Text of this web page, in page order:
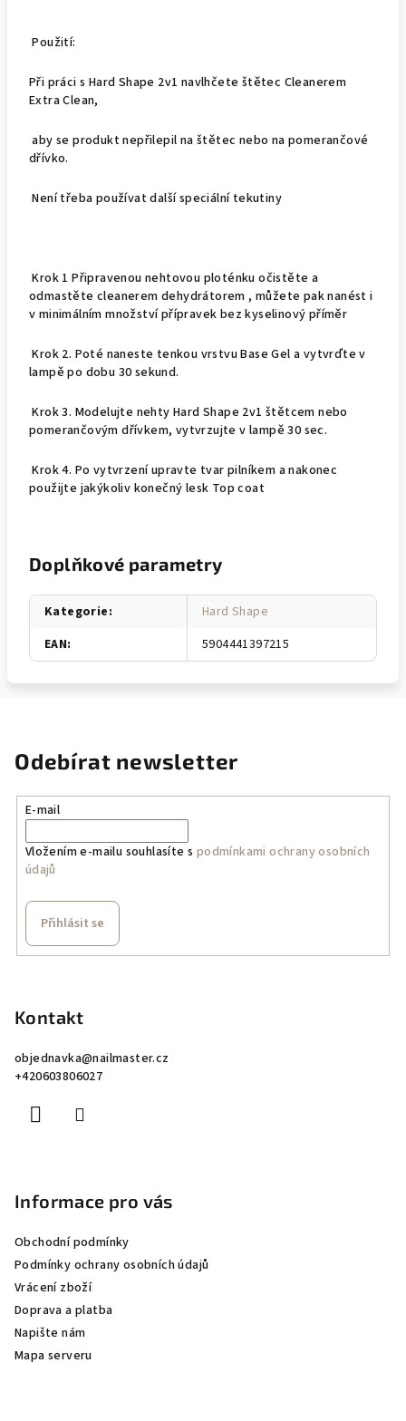
Použití:
Při práci s Hard Shape 2v1 navlhčete štětec Cleanerem
Extra Clean,
aby se produkt nepřilepil na štětec nebo na pomerančové
dřívko.
Není třeba používat další speciální tekutiny
Krok 1 Připravenou nehtovou ploténku očistěte a
odmastěte cleanerem dehydrátorem , můžete pak nanést i
v minimálním množství přípravek bez kyselinový příměr
Krok 2. Poté naneste tenkou vrstvu Base Gel a vytvrďte v
lampě po dobu 30 sekund.
Krok 3. Modelujte nehty Hard Shape 2v1 štětcem nebo
pomerančovým dřívkem, vytvrzujte v lampě 30 sec.
Krok 4. Po vytvrzení upravte tvar pilníkem a nakonec
použijte jakýkoliv konečný lesk Top coat
Doplňkové parametry
Kategorie:
Hard Shape
EAN: 5904441397215
Odebírat newsletter
E-mail
Vložením e-mailu souhlasíte s podmínkami ochrany osobních
údajů
Přihlásit se
Kontakt
objednavka@nailmaster.cz
+420603806027
Informace pro vás
Obchodní podmínky
Podmínky ochrany osobních údajů
Vrácení zboží
Doprava a platba
Napište nám
Mapa serveru